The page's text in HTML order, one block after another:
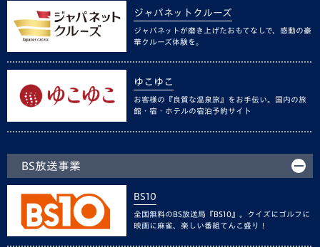
ジャパネットクルーズ
ジャパネットが磨き上げたおもてなしで、感動の豪
華クルーズ体験を。
ゆこゆこ
お客様の『良質な温泉旅』をお手伝い。国内の旅
館・宿・ホテルの宿泊予約サイト
BS放送事業
BS10
全国無料のBS放送局『BS10』。クイズにゴルフに
映画に麻雀、楽しい番組てんこ盛り！